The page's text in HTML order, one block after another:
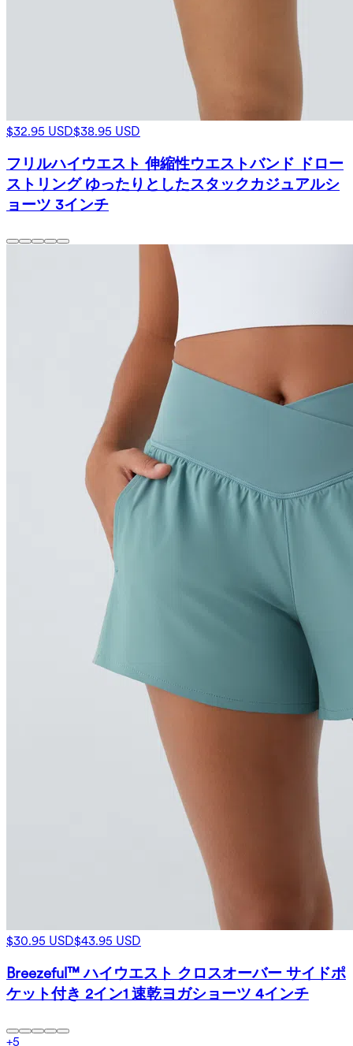
$32.95 USD$38.95 USD
フリルハイウエスト 伸縮性ウエストバンド ドロー
ストリング ゆったりとしたスタックカジュアルシ
ョーツ 3インチ
$30.95 USD$43.95 USD
Breezeful™ ハイウエスト クロスオーバー サイドポ
ケット付き 2イン1 速乾ヨガショーツ 4インチ
+5